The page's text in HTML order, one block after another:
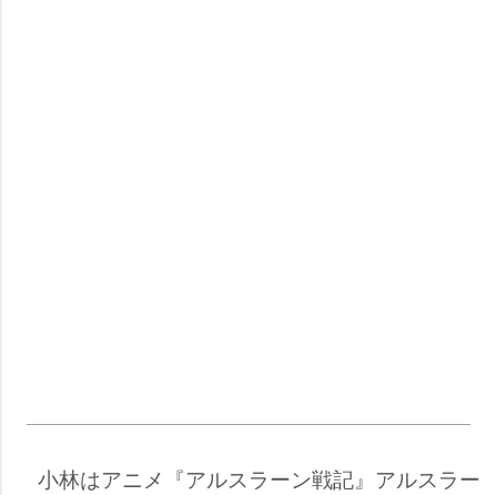
小林はアニメ『アルスラーン戦記』アルスラー